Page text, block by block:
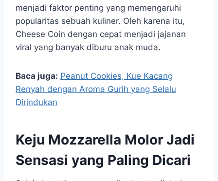
menjadi faktor penting yang memengaruhi
popularitas sebuah kuliner. Oleh karena itu,
Cheese Coin dengan cepat menjadi jajanan
viral yang banyak diburu anak muda.
Baca juga: Peanut Cookies, Kue Kacang
Renyah dengan Aroma Gurih yang Selalu
Dirindukan
Keju Mozzarella Molor Jadi
Sensasi yang Paling Dicari